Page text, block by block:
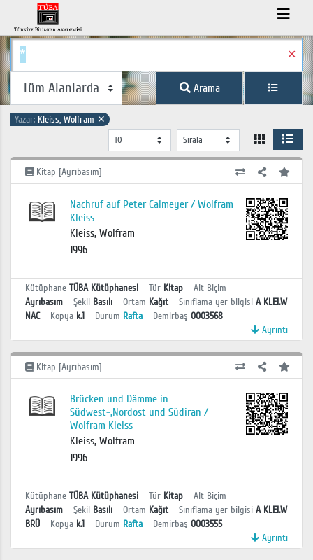
✕
Arama
Yazar: Kleiss, Wolfram ✕
Kitap [Ayrıbasım]
Nachruf auf Peter Calmeyer / Wolfram
Kleiss
Kleiss, Wolfram
1996
Kütüphane TÜBA Kütüphanesi Tür Kitap
Alt Biçim
Ayrıbasım
Şekil Basılı Ortam Kağıt Sınıflama yer bilgisi A KLEI.W
NAC
Kopya k.1 Durum Rafta Demirbaş 0003568
Ayrıntı
Kitap [Ayrıbasım]
Brücken und Dämme in
Südwest-,Nordost und Südiran /
Wolfram Kleiss
Kleiss, Wolfram
1996
Kütüphane TÜBA Kütüphanesi Tür Kitap
Alt Biçim
Ayrıbasım
Şekil Basılı Ortam Kağıt Sınıflama yer bilgisi A KLEI.W
BRÜ
Kopya k.1 Durum Rafta Demirbaş 0003555
Ayrıntı